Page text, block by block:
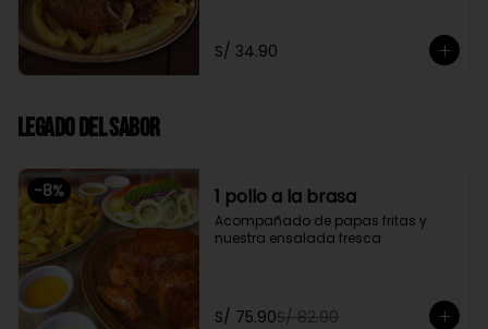
S/ 34.90
Legado del Sabor
-8% 1 pollo a la brasa
Acompañado de papas fritas y
nuestra ensalada fresca
S/ 75.90S/ 82.90